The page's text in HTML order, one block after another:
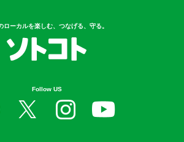
ローカルを楽しむ、つなげる、守る。
Follow US